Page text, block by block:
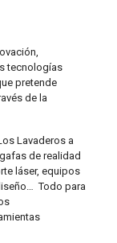
tecnologías
pretende
de la
Lavaderos a
de realidad
láser, equipos
Todo para